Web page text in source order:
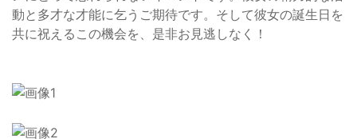
動と多才な才能に乞うご期待です。そして彼女の誕生日を
共に祝えるこの機会を、是非お見逃しなく！